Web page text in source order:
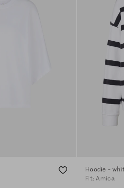
Hoodie -
Fit: Amica